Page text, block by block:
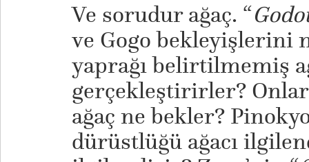
Ve sorudur ağaç. “
ve Gogo bekleyişlerini
yaprağı belirtilmemiş
gerçekleştirirler?
ağaç ne bekler?
dürüstlüğü ağacı